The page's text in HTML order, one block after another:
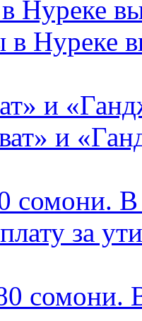
Нуреке
и
сомони. В
за